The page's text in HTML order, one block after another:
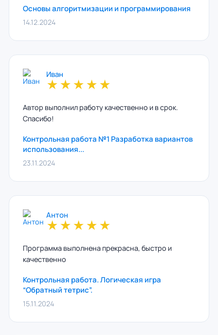
Основы алгоритмизации и программирования
14.12.2024
Иван
★★★★★
Автор выполнил работу качественно и в срок.
Спасибо!
Контрольная работа №1 Разработка вариантов
использования...
23.11.2024
Антон
★★★★★
Программа выполнена прекрасна, быстро и
качественно
Контрольная работа. Логическая игра
“Обратный тетрис”.
15.11.2024